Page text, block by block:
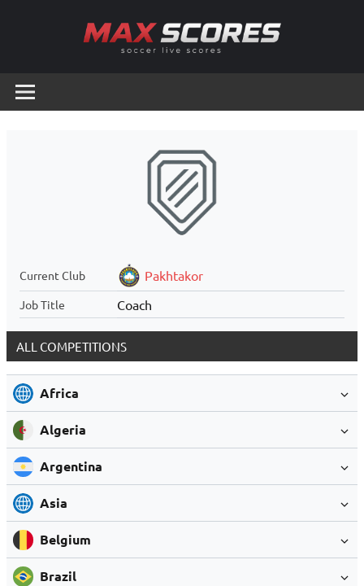
Scores
Live
Current Club Pakhtakor
Job Title Coach
ALL COMPETITIONS
Africa
Algeria
Argentina
Asia
Belgium
Brazil